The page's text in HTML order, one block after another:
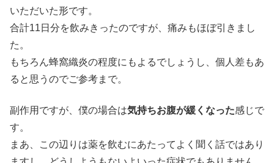
いただいた形です。
合計11日分を飲みきったのですが、痛みもほぼ引きまし
た。
もちろん蜂窩織炎の程度にもよるでしょうし、個人差もあ
ると思うのでご参考まで。
副作用ですが、僕の場合は気持ちお腹が緩くなった感じで
す。
まあ、この辺りは薬を飲むにあたってよく聞く話ではあり